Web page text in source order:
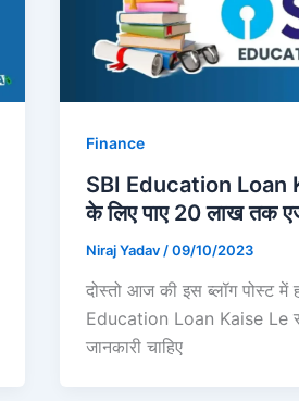
Finance
SBI Education Loan
के लिए पाए 20 लाख तक
Niraj Yadav /09/10/2023
दोस्तो आज की इस ब्लॉग पोस्ट
Education Loan Kaise Le
जानकारी चाहिए